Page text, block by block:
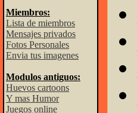
Miembros:
Lista de miembros
Mensajes privados
Fotos Personales
Envia tus imagenes
Modulos antiguos:
Huevos cartoons
Y mas Humor
Juegos online